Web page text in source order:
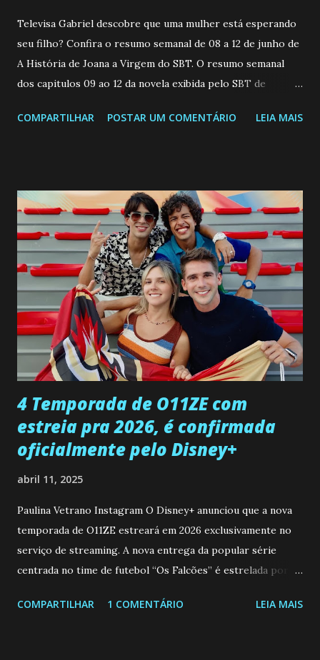
Televisa Gabriel descobre que uma mulher está esperando
seu filho? Confira o resumo semanal de 08 a 12 de junho de
A História de Joana a Virgem do SBT. O resumo semanal
dos capitulos 09 ao 12 da novela exibida pelo SBT de
a Programação Semanal do SBT de 08/06/26 a 14/06/26
confessa a Gabriel que ele demonstrou ser o tipo de
pessoa que ela tanto desejou durante toda a vida. Camila
entra no quarto de Gabriel e imagina como seria o
encontro deles, quando conseguir seduzi-lo. Manuel avisa a
Paula sobre a suposta infidelidade de Gabriel com Joana.
Rogerio consegue se livrar de todas as suspeitas pelo
desaparecimento de Francisco, apontando que ele poderia
ter sido vítima da fúria de Gabriel. Artur informa a Gabriel
que a clínica inseminou por engano outra paciente, que está
...
COMPARTILHAR POSTAR UM COMENTÁRIO LEIA MAIS
4 Temporada de O11ZE com
estreia pra 2026, é confirmada
oficialmente pelo Disney+
abril 11, 2025
Paulina Vetrano Instagram O Disney+ anunciou que a nova
temporada de O11ZE estreará em 2026 exclusivamente no
serviço de streaming. A nova entrega da popular série
centrada no time de futebol “Os Falcões” é estrelada por
Brum (Dedé), que voltam a interpretar seus personagens
COMPARTILHAR 1 COMENTÁRIO LEIA MAIS